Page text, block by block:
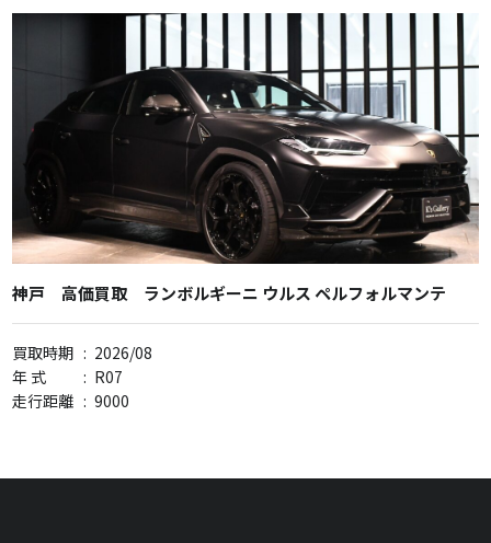
神戸 高価買取 ランボルギーニ ウルス ペルフォルマンテ
買取時期 : 2026/08
年 式
: R07
走行距離 : 9000